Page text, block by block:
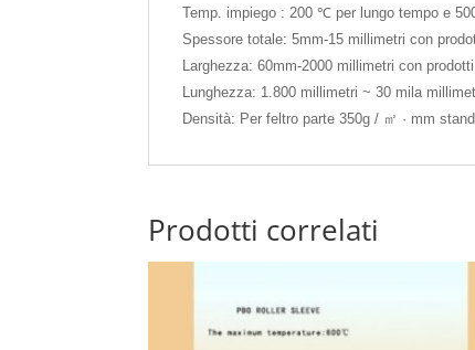
Temp. impiego : 200 ℃ per lungo tempo e
Spessore totale: 5mm-15 millimetri con
Larghezza: 60mm-2000 millimetri con
Lunghezza: 1.800 millimetri ~ 30 mila
Densità: Per feltro parte 350g / ㎡ · mm
Prodotti correlati